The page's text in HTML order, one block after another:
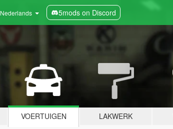
Nederlands 5mods on Discord
VOERTUIGEN LAKWERK